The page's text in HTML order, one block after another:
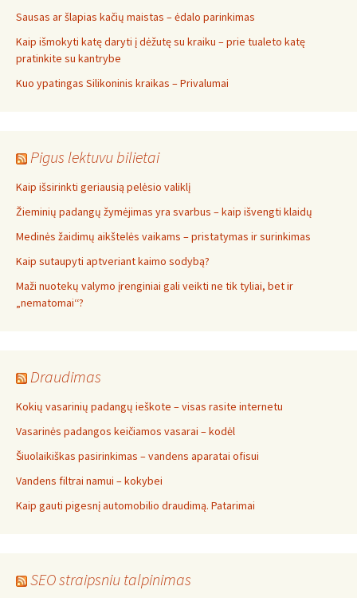
Sausas ar šlapias kačių maistas – ėdalo parinkimas
Kaip išmokyti katę daryti į dėžutę su kraiku – prie tualeto katę
pratinkite su kantrybe
Kuo ypatingas Silikoninis kraikas – Privalumai
Pigus lektuvu bilietai
Kaip išsirinkti geriausią pelėsio valiklį
Žieminių padangų žymėjimas yra svarbus – kaip išvengti klaidų
Medinės žaidimų aikštelės vaikams – pristatymas ir surinkimas
Kaip sutaupyti aptveriant kaimo sodybą?
Maži nuotekų valymo įrenginiai gali veikti ne tik tyliai, bet ir
„nematomai‘‘?
Draudimas
Kokių vasarinių padangų ieškote – visas rasite internetu
Vasarinės padangos keičiamos vasarai – kodėl
Šiuolaikiškas pasirinkimas – vandens aparatai ofisui
Vandens filtrai namui – kokybei
Kaip gauti pigesnį automobilio draudimą. Patarimai
SEO straipsniu talpinimas